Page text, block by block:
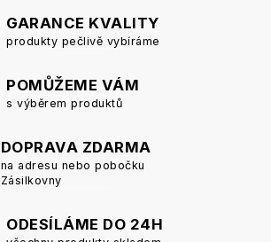
GARANCE KVALITY
produkty pečlivě vybíráme
POMŮŽEME VÁM
s výběrem produktů
DOPRAVA ZDARMA
na adresu nebo pobočku
Zásilkovny
ODESÍLÁME DO 24H